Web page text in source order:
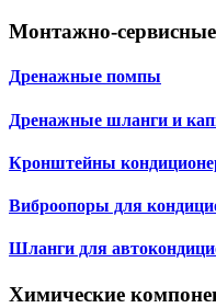
Дренажные помпы
Дренажные шланги и
Кронштейны
Виброопоры для
Шланги для
Химические